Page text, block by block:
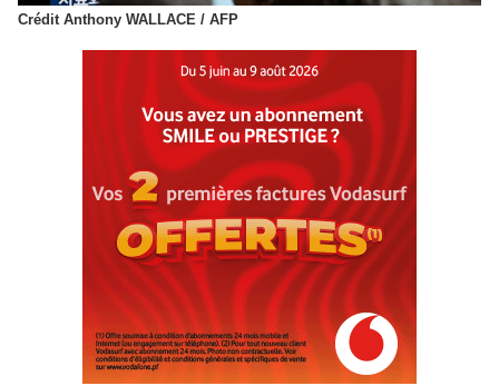
Crédit Anthony WALLACE / AFP